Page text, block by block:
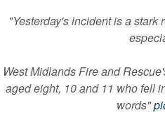
"Yesterday's incident is a stark
West Midlands Fire and
aged eight, 10 and 11 who fell
words"